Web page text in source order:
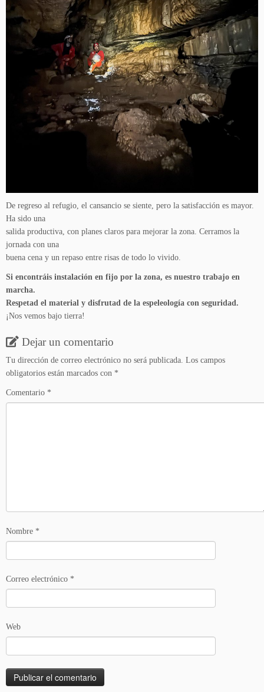
De regreso al refugio, el cansancio se siente, pero la satisfacción es mayor.
Ha sido una
salida productiva, con planes claros para mejorar la zona. Cerramos la
jornada con una
buena cena y un repaso entre risas de todo lo vivido.
Si encontráis instalación en fijo por la zona, es nuestro trabajo en
marcha.
Respetad el material y disfrutad de la espeleología con seguridad.
¡Nos vemos bajo tierra!
Dejar un comentario
Tu dirección de correo electrónico no será publicada. Los campos
obligatorios están marcados con *
Comentario *
Nombre *
Correo electrónico *
Web